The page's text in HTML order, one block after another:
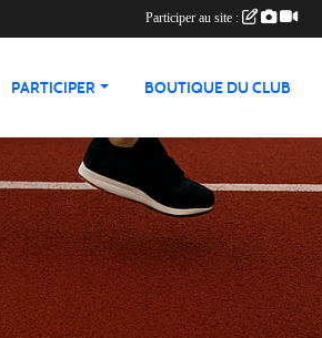
PARTICIPER BOUTIQUE DU CLUB
Participer au site :